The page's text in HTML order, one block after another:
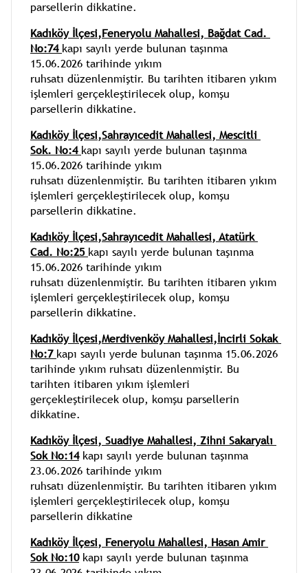
parsellerin dikkatine.
Kadıköy İlçesi,Feneryolu Mahallesi, Bağdat Cad.
No:74 kapı sayılı yerde bulunan taşınma
15.06.2026 tarihinde yıkım
ruhsatı düzenlenmiştir. Bu tarihten itibaren yıkım
işlemleri gerçekleştirilecek olup, komşu
parsellerin dikkatine.
Kadıköy İlçesi,Sahrayıcedit Mahallesi, Mescitli
Sok. No:4 kapı sayılı yerde bulunan taşınma
15.06.2026 tarihinde yıkım
ruhsatı düzenlenmiştir. Bu tarihten itibaren yıkım
işlemleri gerçekleştirilecek olup, komşu
parsellerin dikkatine.
Kadıköy İlçesi,Sahrayıcedit Mahallesi, Atatürk
Cad. No:25 kapı sayılı yerde bulunan taşınma
15.06.2026 tarihinde yıkım
ruhsatı düzenlenmiştir. Bu tarihten itibaren yıkım
işlemleri gerçekleştirilecek olup, komşu
parsellerin dikkatine.
Kadıköy İlçesi,Merdivenköy Mahallesi,İncirli Sokak
No:7 kapı sayılı yerde bulunan taşınma 15.06.2026
tarihinde yıkım ruhsatı düzenlenmiştir. Bu
tarihten itibaren yıkım işlemleri
gerçekleştirilecek olup, komşu parsellerin
dikkatine.
Kadıköy İlçesi, Suadiye Mahallesi, Zihni Sakaryalı
Sok No:14 kapı sayılı yerde bulunan taşınma
23.06.2026 tarihinde yıkım
ruhsatı düzenlenmiştir. Bu tarihten itibaren yıkım
işlemleri gerçekleştirilecek olup, komşu
parsellerin dikkatine
Kadıköy İlçesi, Feneryolu Mahallesi, Hasan Amir
Sok No:10 kapı sayılı yerde bulunan taşınma